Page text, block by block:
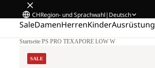
CHRegion- und Sprachwahl| Deutsch
SaleDamenHerrenKinderAusrüstung
Startseite/PS PRO TEXAPORE LOW W
SALE